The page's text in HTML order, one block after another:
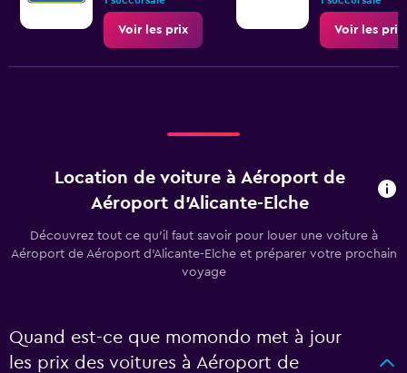
Voir les prix Voir les prix
Location de voiture à Aéroport de
Aéroport d'Alicante-Elche
Découvrez tout ce qu’il faut savoir pour louer une voiture à
Aéroport de Aéroport d'Alicante-Elche et préparer votre prochain
voyage
Quand est-ce que momondo met à jour
les prix des voitures à Aéroport de